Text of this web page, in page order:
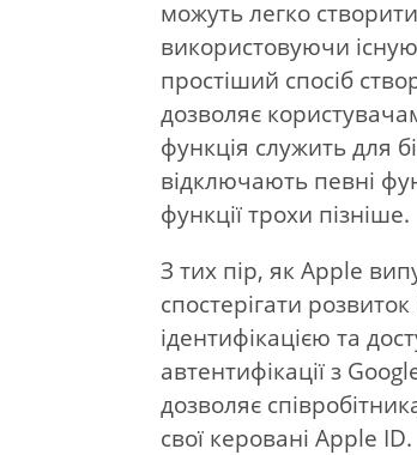
можуть легко
використовуючи
простіший спосіб
дозволяє
функція служить для
відключають певні
функції трохи пізніше.
З тих пір, як Apple
спостерігати
ідентифікацією та
автентифікації з
дозволяє
свої керовані Apple ID.